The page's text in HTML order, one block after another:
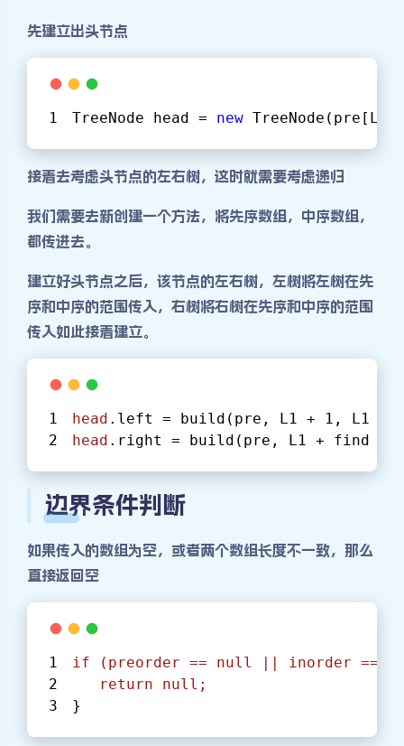
先建立出头节点
TreeNode head = new
接着去考虑头节点的左右树，这时就需要考虑递归
我们需要去新创建一个方法，将先序数组，中序数组，
都传进去。
建立好头节点之后，该节点的左右树，左树将左树在先
序和中序的范围传入，右树将右树在先序和中序的范围
传入如此接着建立。
head .left = build(pre, L1 + 1 , L1
head .right = build(pre, L1 + find -
边界条件判断
如果传入的数组为空，或者两个数组长度不一致，那么
直接返回空
if (preorder == null || inorder ==
return
null ;
}